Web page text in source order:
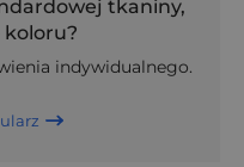
tkaniny,
indywidualnego.